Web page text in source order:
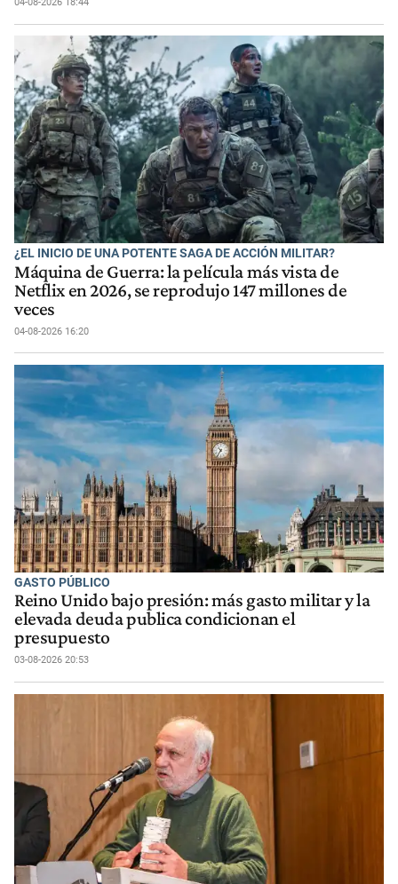
¿EL INICIO DE UNA POTENTE SAGA DE ACCIÓN MILITAR?
Máquina de Guerra: la película más vista de
Netflix en 2026, se reprodujo 147 millones de
veces
04-08-2026 16:20
GASTO PÚBLICO
Reino Unido bajo presión: más gasto militar y la
elevada deuda publica condicionan el
presupuesto
03-08-2026 20:53